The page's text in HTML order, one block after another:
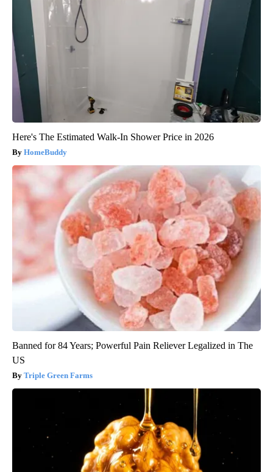
Here's The Estimated Walk-In Shower Price in 2026
HomeBuddy
Banned for 84 Years; Powerful Pain Reliever Legalized in The
US
Triple Green Farms